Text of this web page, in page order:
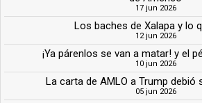
17 jun 2026
Los baches de Xalapa y lo
12 jun 2026
¡Ya párenlos se van a matar! y el
10 jun 2026
La carta de AMLO a Trump debió
05 jun 2026